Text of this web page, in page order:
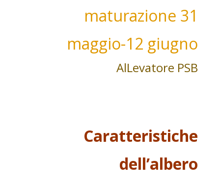
maturazione 31
maggio-12 giugno
AlLevatore PSB
Caratteristiche
dell’albero